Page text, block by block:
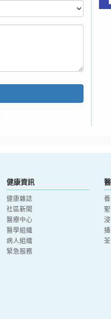
健康資訊
健康雜誌
社區新聞
醫療中心
醫學組織
病人組織
緊急服務